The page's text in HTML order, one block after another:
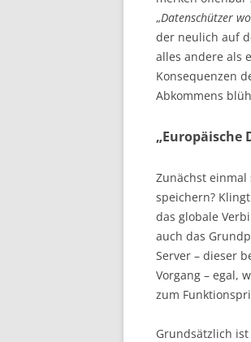
„Datenschützer
der neulich auf
alles andere als
Konsequenzen
Abkommens
„Europäische
Zunächst einmal
speichern?
das globale
auch das
Server – dieser
Vorgang – egal,
zum
Grundsätzlich